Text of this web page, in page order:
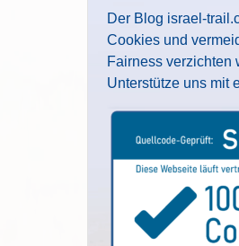
Der Blog israel-
Cookies und
Fairness verzichten
Unterstütze uns mit